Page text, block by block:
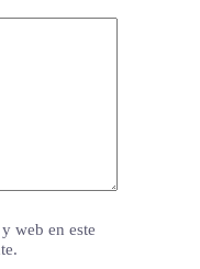
web en este